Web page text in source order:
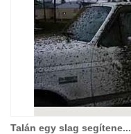
Talán egy slag segítene...